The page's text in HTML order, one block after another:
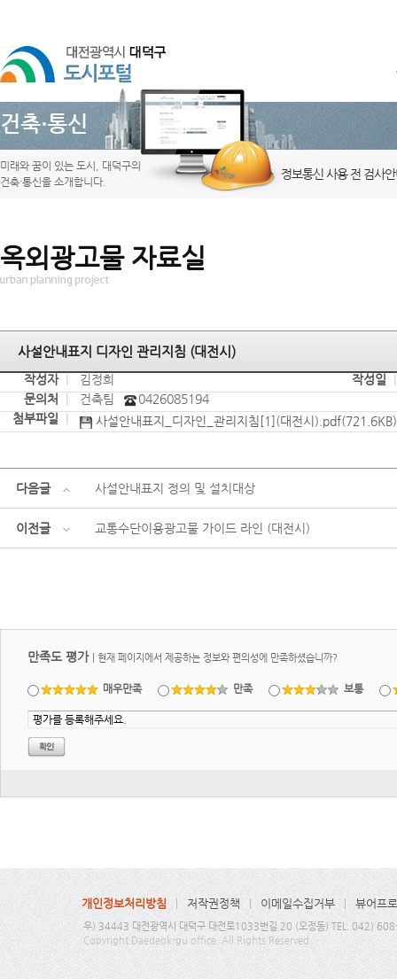
정보통신 사용 전 검사
건축·통신
미래와 꿈이 있는 도시, 대덕구의
건축·통신을 소개합니다.
옥외광고물 자료실
사설안내표지 디자인 관리지침 (대전시)
작성자 김정희 작성일
문의처
건축팀
0426085194
첨부파일
사설안내표지_디자인_관리지침[1](대전시).pdf(721.6KB)
다음글 사설안내표지 정의 및 설치대상
이전글 교통수단이용광고물 가이드 라인 (대전시)
만족도 평가 현재 페이지에서 제공하는 정보와 편의성에 만족하셨습니까?
매우만족 만족 보통
개인정보처리방침 저작권정책 이메일수집거부 뷰어프
우) 34443 대전광역시 대덕구 대전로1033번길 20 (오정동) TEL. 042)
Copyright Daedeok-gu office. All Rights Reserved.